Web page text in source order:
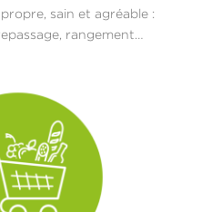
sain et agréable :
rangement…